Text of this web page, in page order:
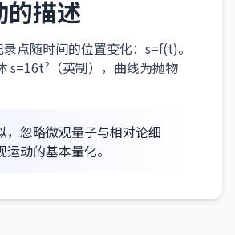
的描述
点随时间的位置变化：s=f(t)。
s=16t²（英制），曲线为抛物
，忽略微观量子与相对论细
动的基本量化。